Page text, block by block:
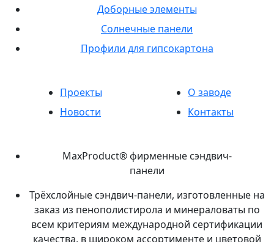
Доборные элементы
Солнечные панели
Профили для гипсокартона
Проекты
Новости
О заводе
Контакты
MaxProduct® фирменные сэндвич-
панели
Трёхслойные сэндвич-панели, изготовленные на
заказ из пенополистирола и минераловаты по
всем критериям международной сертификации
качества, в широком ассортименте и цветовой